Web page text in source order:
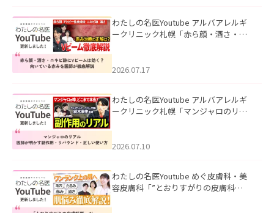
わたしの名医Youtube アルバアレルギ
ークリニック札幌「赤ら顔・酒さ・ニ
した。
2026.07.17
わたしの名医Youtube アルバアレルギ
ークリニック札幌「マンジャロのリア
た。
2026.07.10
わたしの名医Youtube めぐ皮膚科・美
容皮膚科「”とおりすがりの皮膚科